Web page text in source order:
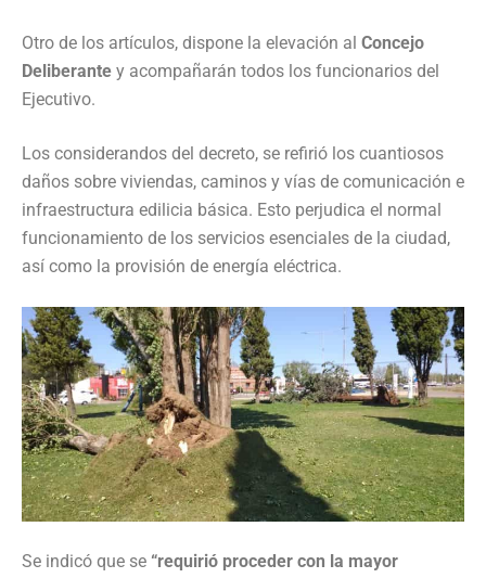
Otro de los artículos, dispone la elevación al Concejo
Deliberante y acompañarán todos los funcionarios del
Ejecutivo.
Los considerandos del decreto, se refirió los cuantiosos
daños sobre viviendas, caminos y vías de comunicación e
infraestructura edilicia básica. Esto perjudica el normal
funcionamiento de los servicios esenciales de la ciudad,
así como la provisión de energía eléctrica.
Se indicó que se “requirió proceder con la mayor